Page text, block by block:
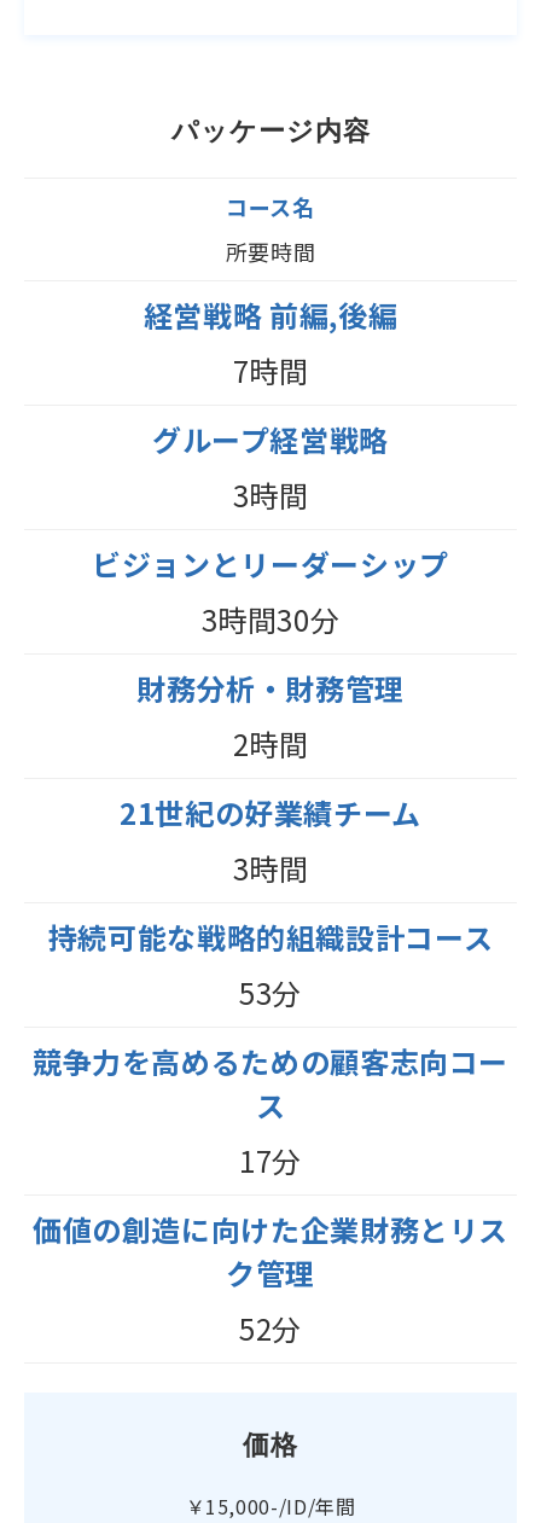
パッケージ内容
コース名
所要時間
経営戦略 前編,後編
7時間
グループ経営戦略
3時間
ビジョンとリーダーシップ
3時間30分
財務分析・財務管理
2時間
21世紀の好業績チーム
3時間
持続可能な戦略的組織設計コース
53分
競争力を高めるための顧客志向コー
ス
17分
価値の創造に向けた企業財務とリス
ク管理
52分
価格
￥15,000-/ID/年間